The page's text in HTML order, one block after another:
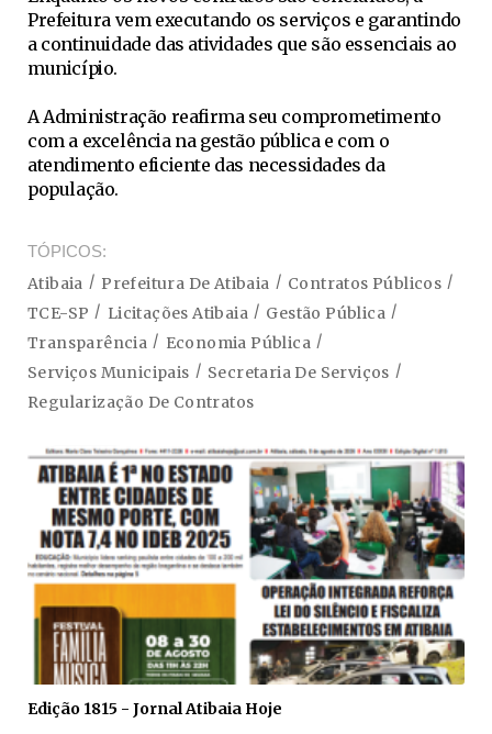
Prefeitura vem executando os serviços e garantindo
a continuidade das atividades que são essenciais ao
município.
A Administração reafirma seu comprometimento
com a excelência na gestão pública e com o
atendimento eficiente das necessidades da
população.
TÓPICOS
Atibaia Prefeitura De Atibaia
Contratos Públicos
TCE-SP
Licitações Atibaia
Gestão Pública
Transparência
Economia Pública
Serviços Municipais
Secretaria De Serviços
Regularização De Contratos
Edição 1815 - Jornal Atibaia Hoje